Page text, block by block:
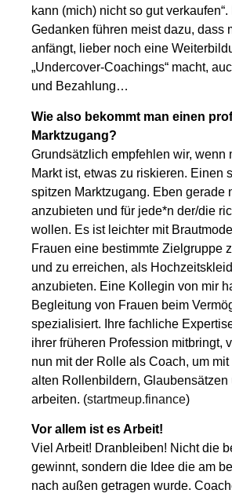
kann (mich) nicht so gut
Gedanken führen meist dazu, dass
anfängt, lieber noch eine
„Undercover-Coachings“ macht,
und Bezahlung…
Wie also bekommt man einen
Marktzugang?
Grundsätzlich empfehlen wir, wenn
Markt ist, etwas zu riskieren. Einen
spitzen Marktzugang. Eben gerade
anzubieten und für jede*n der/die
wollen. Es ist leichter mit
Frauen eine bestimmte Zielgruppe
und zu erreichen, als
anzubieten. Eine Kollegin von mir
Begleitung von Frauen beim
spezialisiert. Ihre fachliche
ihrer früheren Profession mitbringt,
nun mit der Rolle als Coach, um
alten Rollenbildern, Glaubensätzen
arbeiten. (startmeup.finance)
Vor allem ist es Arbeit!
Viel Arbeit! Dranbleiben! Nicht die
gewinnt, sondern die Idee die am
nach außen getragen wurde.